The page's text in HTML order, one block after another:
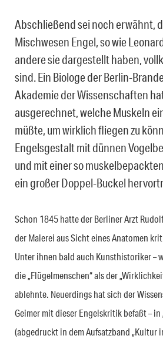
Abschließend sei noch erwähnt,
Mischwesen Engel, so wie
andere sie dargestellt haben,
sind. Ein Biologe der Berlin-
Akademie der Wissenschaften
ausgerechnet, welche Muskeln
müßte, um wirklich fliegen zu
Engelsgestalt mit dünnen
und mit einer so
ein großer Doppel-Buckel
Schon 1845 hatte der Berliner Arzt
der Malerei aus Sicht eines Anatomen
Unter ihnen bald auch Kunsthistoriker –
die „Flügelmenschen“ als der
ablehnte. Neuerdings hat sich der
Geimer mit dieser Engelskritik befaßt – in
(abgedruckt in dem Aufsatzband „Kultur